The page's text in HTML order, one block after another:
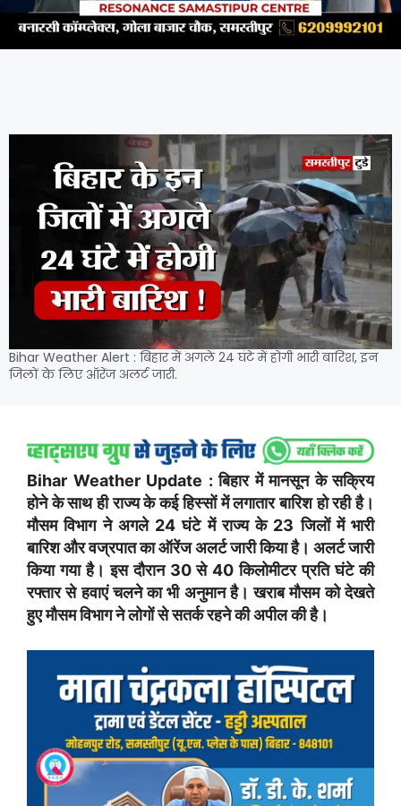
Bihar Weather Alert : बिहार में अगले 24 घंटे में होगी भारी बारिश, इन
जिलों के लिए ऑरेंज अलर्ट जारी.
Bihar Weather Update : बिहार में मानसून के सक्रिय
होने के साथ ही राज्य के कई हिस्सों में लगातार बारिश हो रही है।
मौसम विभाग ने अगले 24 घंटे में राज्य के 23 जिलों में भारी
बारिश और वज्रपात का ऑरेंज अलर्ट जारी किया है। अलर्ट जारी
किया गया है। इस दौरान 30 से 40 किलोमीटर प्रति घंटे की
रफ्तार से हवाएं चलने का भी अनुमान है। खराब मौसम को देखते
हुए मौसम विभाग ने लोगों से सतर्क रहने की अपील की है।